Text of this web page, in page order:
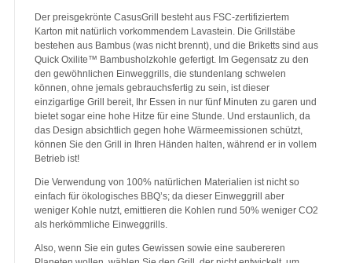
Der preisgekrönte CasusGrill besteht aus FSC-zertifiziertem
Karton mit natürlich vorkommendem Lavastein. Die Grillstäbe
bestehen aus Bambus (was nicht brennt), und die Briketts sind aus
Quick Oxilite™ Bambusholzkohle gefertigt. Im Gegensatz zu den
den gewöhnlichen Einweggrills, die stundenlang schwelen
können, ohne jemals gebrauchsfertig zu sein, ist dieser
einzigartige Grill bereit, Ihr Essen in nur fünf Minuten zu garen und
bietet sogar eine hohe Hitze für eine Stunde. Und erstaunlich, da
das Design absichtlich gegen hohe Wärmeemissionen schützt,
können Sie den Grill in Ihren Händen halten, während er in vollem
Betrieb ist!
Die Verwendung von 100% natürlichen Materialien ist nicht so
einfach für ökologisches BBQ’s; da dieser Einweggrill aber
weniger Kohle nutzt, emittieren die Kohlen rund 50% weniger CO2
als herkömmliche Einweggrills.
Also, wenn Sie ein gutes Gewissen sowie eine saubereren